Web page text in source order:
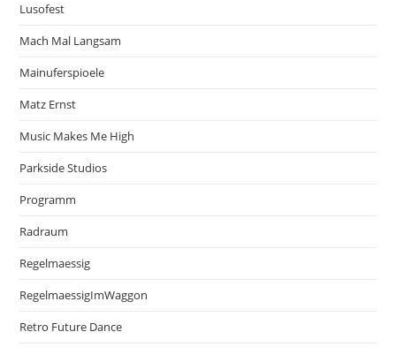
Lusofest
Mach Mal Langsam
Mainuferspioele
Matz Ernst
Music Makes Me High
Parkside Studios
Programm
Radraum
Regelmaessig
RegelmaessigImWaggon
Retro Future Dance